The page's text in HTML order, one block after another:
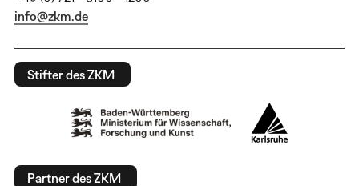
info@zkm.de
Stifter des ZKM
Partner des ZKM